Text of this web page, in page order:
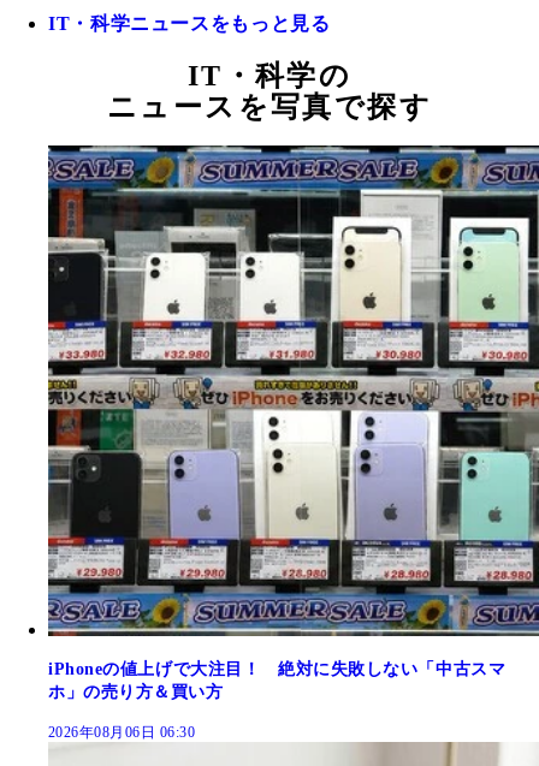
IT・科学ニュースをもっと見る
IT・科学の
ニュースを写真で探す
iPhoneの値上げで大注目！ 絶対に失敗しない「中古スマ
ホ」の売り方＆買い方
2026年08月06日 06:30